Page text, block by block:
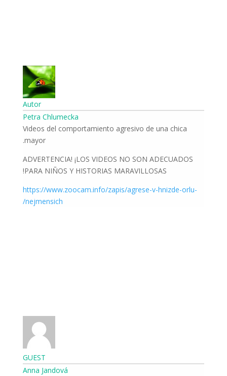
Autor
Petra Chlumecka
Videos del comportamiento agresivo de una chica
mayor.
ADVERTENCIA! ¡LOS VIDEOS NO SON ADECUADOS
PARA NIÑOS Y HISTORIAS MARAVILLOSAS!
https://www.zoocam.info/zapis/agrese-v-hnizde-orlu-
nejmensich/
GUEST
Anna Jandová
Suscríbase a las noticias
del mundo de la
Una vez a la semana le informaremos sobre
los sucesos más importantes que suceden